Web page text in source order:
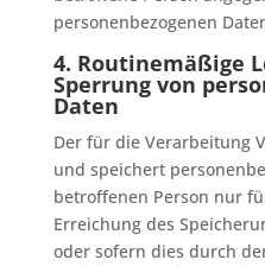
personenbezogenen
4. Routinemäßige
Sperrung von
Daten
Der für die Verarbeitung
und speichert
betroffenen Person nur
Erreichung des
oder sofern dies durch